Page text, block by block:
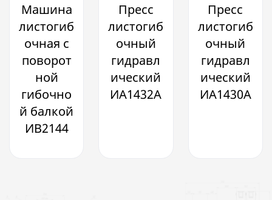
Машина
листогиб
очная с
поворот
ной
гибочно
й балкой
ИВ2144
Пресс
листогиб
очный
гидравл
ический
ИА1432А
Пресс
листогиб
очный
гидравл
ический
ИА1430А